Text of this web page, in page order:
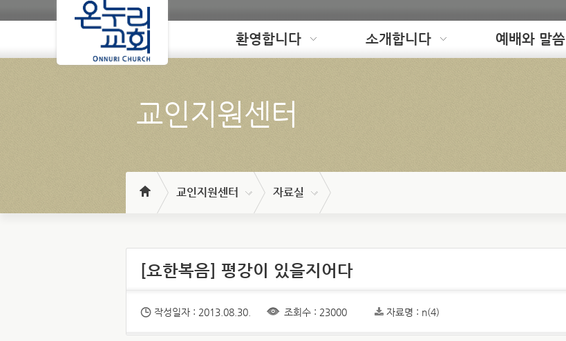
Loading 환영합니다 소개합니다 예배와 말씀
교인지원센터
교인지원센터 자료실
[요한복음] 평강이 있을지어다
작성일자 : 2013.08.30. 조회수 : 23000 자료명 : n(4)